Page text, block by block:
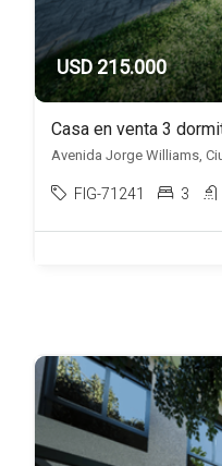
USD 215.000
FIG-71241 3